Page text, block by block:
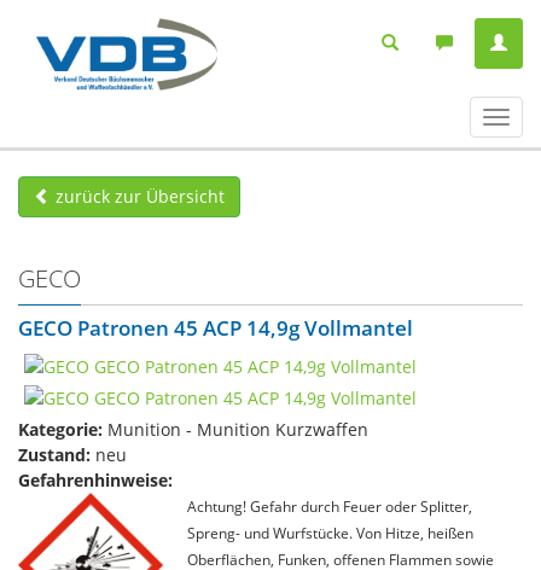
ein-/
zurück zur Übersicht
GECO
GECO Patronen 45 ACP 14,9g Vollmantel
Kategorie: Munition - Munition Kurzwaffen
Zustand: neu
Gefahrenhinweise:
Achtung! Gefahr durch Feuer oder Splitter,
Spreng- und Wurfstücke. Von Hitze, heißen
Oberflächen, Funken, offenen Flammen sowie